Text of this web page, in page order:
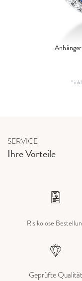
*
SERVICE
Ihre Vorteile
Risikolose
Geprüfte Qualität